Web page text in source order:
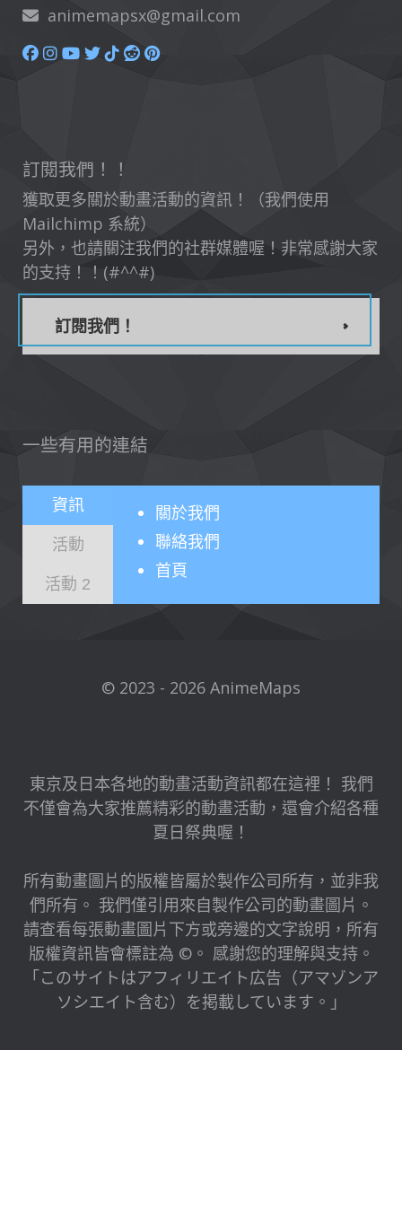
animemapsx@gmail.com
訂閱我們！！
獲取更多關於動畫活動的資訊！（我們使用
Mailchimp 系統）
另外，也請關注我們的社群媒體喔！非常感謝大家
的支持！！(#^^#)
訂閱我們！
一些有用的連結
資訊
活動
活動 2
關於我們
聯絡我們
首頁
© 2023 - 2026 AnimeMaps
東京及日本各地的動畫活動資訊都在這裡！ 我們
不僅會為大家推薦精彩的動畫活動，還會介紹各種
夏日祭典喔！
所有動畫圖片的版權皆屬於製作公司所有，並非我
們所有。 我們僅引用來自製作公司的動畫圖片。
請查看每張動畫圖片下方或旁邊的文字說明，所有
版權資訊皆會標註為 ©。 感謝您的理解與支持。
「このサイトはアフィリエイト広告（アマゾンア
ソシエイト含む）を掲載しています。」